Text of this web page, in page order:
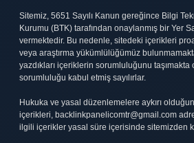
Sitemiz, 5651 Sayılı Kanun gereğince Bilgi
Kurumu (BTK) tarafından onaylanmış bir Yer
vermektedir. Bu nedenle, sitedeki içerikleri
veya araştırma yükümlülüğümüz
yazdıkları içeriklerin sorumluluğunu
sorumluluğu kabul etmiş sayılırlar.
Hukuka ve yasal düzenlemelere aykırı
içerikleri, backlinkpanelicomtr@gmail.com
ilgili içerikler yasal süre içerisinde sitemizden